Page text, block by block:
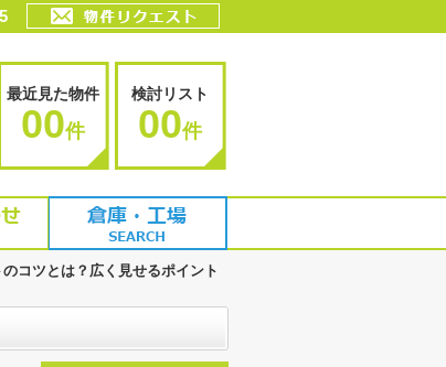
最近見た物件
00件
検討リスト
00件
コツとは？広く見せるポイント